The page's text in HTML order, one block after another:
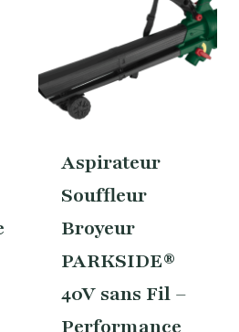
Aspirateur
Souffleur
Broyeur
PARKSIDE®
40V sans Fil –
Performance